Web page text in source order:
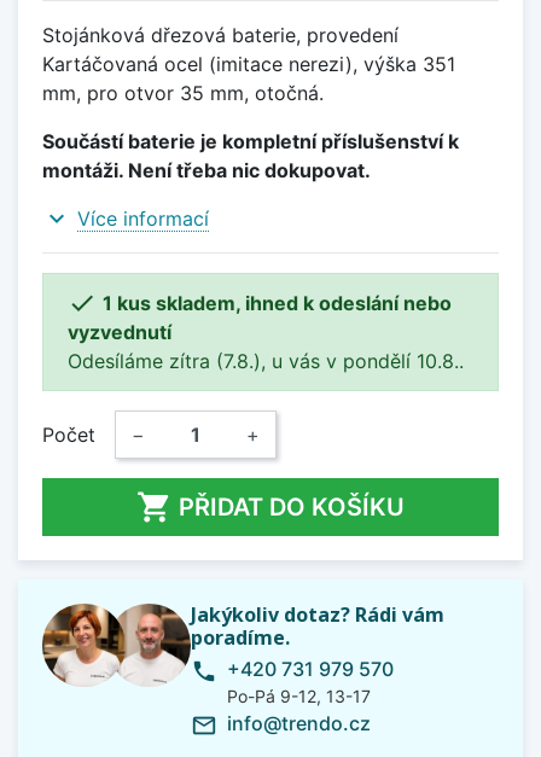
Stojánková dřezová baterie, provedení
Kartáčovaná ocel (imitace nerezi), výška 351
mm, pro otvor 35 mm, otočná.
Součástí baterie je kompletní příslušenství k
montáži. Není třeba nic dokupovat.
expand_more Více informací
 1 kus skladem, ihned k odeslání nebo
vyzvednutí
Odesíláme zítra (7.8.), u vás v pondělí 10.8..
Počet − +
 PŘIDAT DO KOŠÍKU
Jakýkoliv dotaz? Rádi vám
poradíme.
phone +420 731 979 570
Po-Pá 9-12, 13-17
mail_outline info@trendo.cz